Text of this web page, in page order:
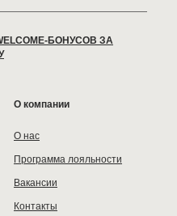
БОНУСОВ ЗА
О компании
О нас
Программа лояльности
Вакансии
Контакты